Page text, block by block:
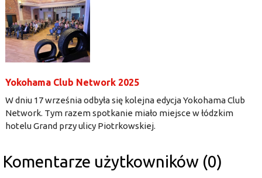
Yokohama Club Network 2025
W dniu 17 września odbyła się kolejna edycja Yokohama Club
Network. Tym razem spotkanie miało miejsce w łódzkim
hotelu Grand przy ulicy Piotrkowskiej.
Komentarze użytkowników (0)